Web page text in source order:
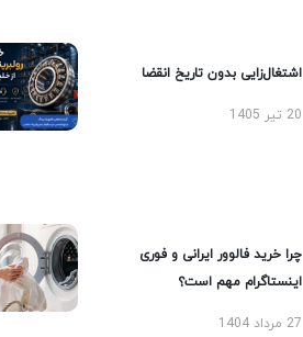
اشتغال‌زایی بدون تاریخ انقضا
20 تیر 1405
چرا خرید فالوور ایرانی و فوری
اینستاگرام مهم است؟
27 مرداد 1404